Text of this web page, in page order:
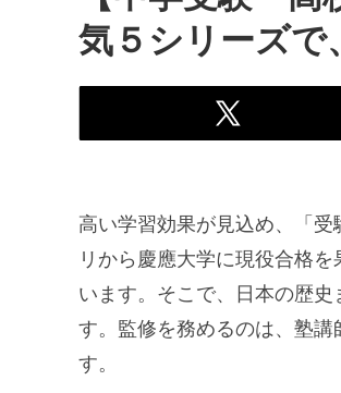
気５シリーズで
高い学習効果が見込め、「
リから慶應大学に現役合格
います。そこで、日本の歴
す。監修を務めるのは、塾
す。